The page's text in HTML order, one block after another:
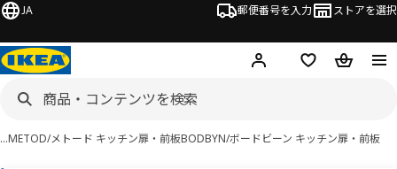
JA 郵便番号を入力 ストアを選択
ログイン・新規入会
欲しいものリスト
カート
…METOD/メトード キッチン扉・前板BODBYN/ボードビーン キッチン扉・前板